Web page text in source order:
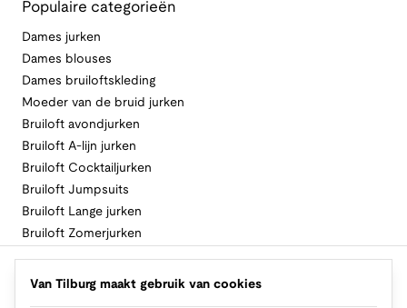
Populaire categorieën
Dames jurken
Dames blouses
Dames bruiloftskleding
Moeder van de bruid jurken
Bruiloft avondjurken
Bruiloft A-lijn jurken
Bruiloft Cocktailjurken
Bruiloft Jumpsuits
Bruiloft Lange jurken
Bruiloft Zomerjurken
Volg Van Tilburg
Van Tilburg maakt gebruik van cookies